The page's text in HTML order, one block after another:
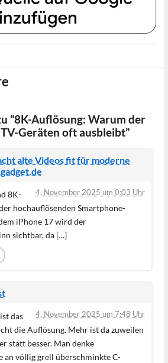
“8K-Auflösung: Warum der
Geräten oft ausbleibt”
alte Videos fit für moderne
4. November 2025 um 0:03 Uhr
8K-
hochauflösenden Smartphone-
iPhone 17 wird der
sichtbar, da […]
4. November 2025 um 7:48 Uhr
das
die Auflösung. Mehr ist da zuweilen
statt besser. Man denke
an völlig grell überschminkte C-